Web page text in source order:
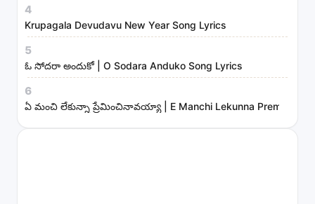
i
e
s
4
Krupagala Devudavu New Year Song Lyrics
5
ఓ సోదరా అందుకో | O Sodara Anduko Song Lyrics
6
ఏ మంచి లేకున్నా ప్రేమించినావయ్యా | E Manchi Lekunna